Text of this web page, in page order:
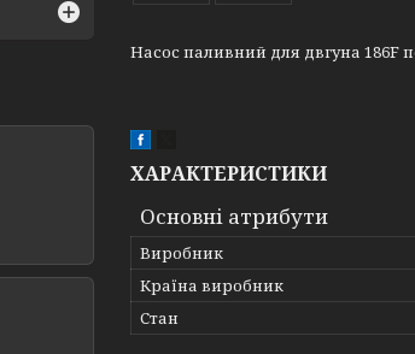
Насос паливний для двгуна 186F
ХАРАКТЕРИСТИКИ
Основні атрибути
Виробник
Країна виробник
Стан